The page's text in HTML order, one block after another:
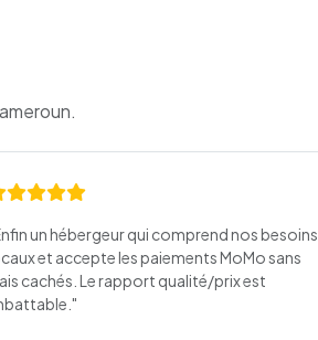
un hébergeur qui comprend nos besoins
et accepte les paiements MoMo sans
cachés. Le rapport qualité/prix est